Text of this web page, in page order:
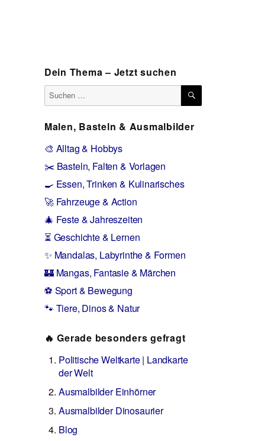
Dein Thema – Jetzt suchen
Suchen
nach:
SUCHEN
Malen, Basteln & Ausmalbilder
🎨 Alltag & Hobbys
✂️ Basteln, Falten & Vorlagen
🍳 Essen, Trinken & Kulinarisches
🚀 Fahrzeuge & Action
🎄 Feste & Jahreszeiten
⏳ Geschichte & Lernen
✨ Mandalas, Labyrinthe & Formen
🏰 Mangas, Fantasie & Märchen
⚽ Sport & Bewegung
🐾 Tiere, Dinos & Natur
🔥 Gerade besonders gefragt
Politische Weltkarte | Landkarte
der Welt
Ausmalbilder Einhörner
Ausmalbilder Dinosaurier
Blog